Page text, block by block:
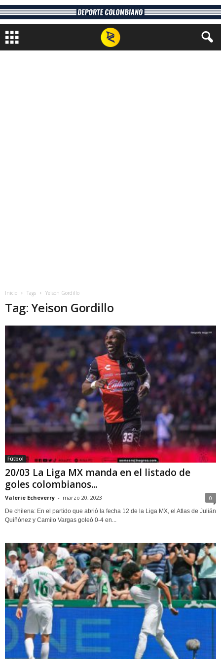
Inicio Tags Yeison Gordillo
Tag: Yeison Gordillo
Fútbol
20/03 La Liga MX manda en el listado de
goles colombianos...
Valerie Echeverry - marzo 20, 2023 0
De chilena: En el partido que abrió la fecha 12 de la Liga MX, el Atlas de Julián
Quiñónez y Camilo Vargas goleó 0-4 en...